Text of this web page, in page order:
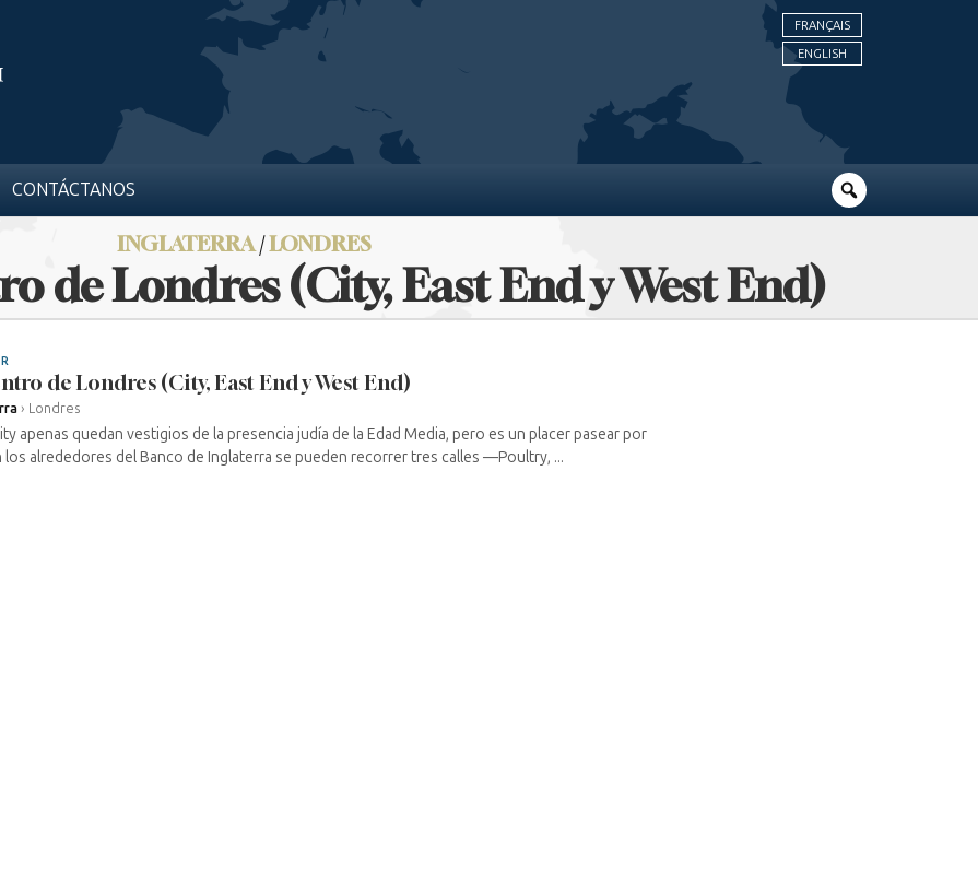
FRANÇAIS
ENGLISH
CONTÁCTANOS
INGLATERRA/LONDRES
de Londres (City, East End y West End)
de Londres (City, East End y West End)
› Londres
apenas quedan vestigios de la presencia judía de la Edad Media, pero es un placer pasear por
los alrededores del Banco de Inglaterra se pueden recorrer tres calles —Poultry, ...